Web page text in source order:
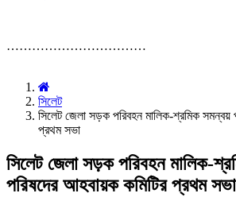
……………………………
সিলেট
সিলেট জেলা সড়ক পরিবহন মালিক-শ্রমিক সমন্বয়
প্রথম সভা
সিলেট জেলা সড়ক পরিবহন মালিক-
পরিষদের আহবায়ক কমিটির প্রথম সভা